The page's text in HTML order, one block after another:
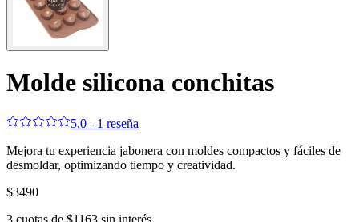
Molde silicona conchitas
5.0 - 1 reseña
Mejora tu experiencia jabonera con moldes compactos y fáciles de
desmoldar, optimizando tiempo y creatividad.
$3490
3 cuotas de $1163 sin interés.